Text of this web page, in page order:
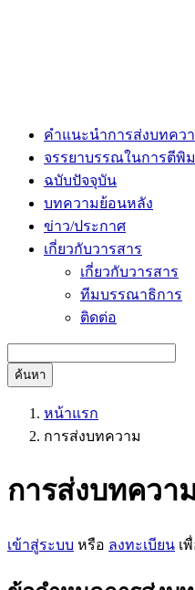
คำแนะนำการส่งบทคว
จรรยาบรรณในการตีพิ
ฉบับปัจจุบัน
บทความย้อนหลัง
ข่าว/ประกาศ
เกี่ยวกับวารสาร
เกี่ยวกับวารสาร
ทีมบรรณาธิการ
ติดต่อ
ค้นหา
หน้าแรก
การส่งบทความ
การส่งบทควา
เข้าสู่ระบบ หรือ ลงทะเบียน เ